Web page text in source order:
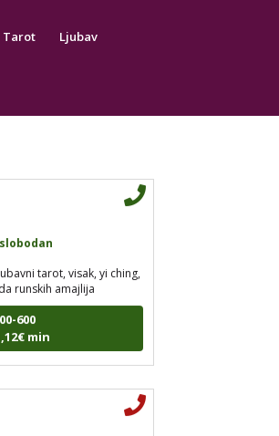
Tarot Ljubav
snova, rune, kristali,
min
tarot, visak, yi ching,
runskih amajlija
600
min